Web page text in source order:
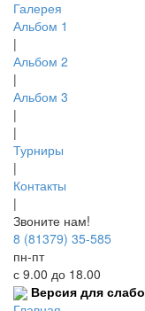
Галерея
Альбом 1
|
Альбом 2
|
Альбом 3
|
|
Турниры
|
Контакты
|
Звоните нам!
8 (81379) 35-585
пн-пт
с 9.00 до 18.00
Версия для